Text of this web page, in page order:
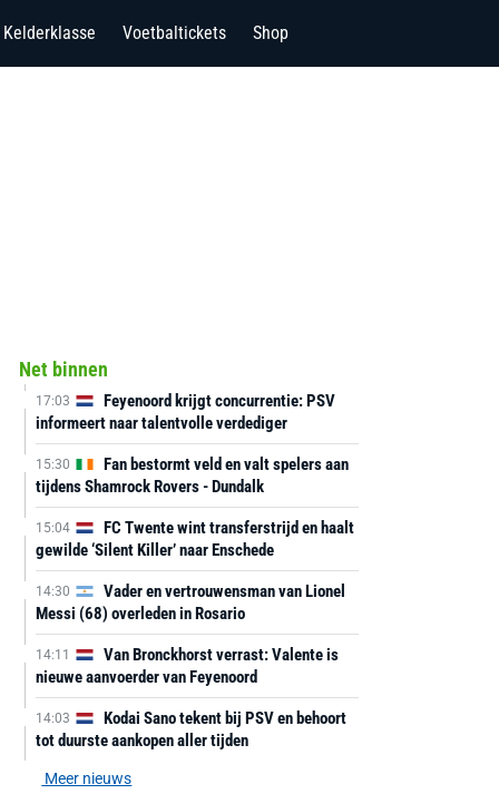
Kelderklasse Voetbaltickets Shop
Net binnen
17:03
Feyenoord krijgt concurrentie: PSV
informeert naar talentvolle verdediger
15:30
Fan bestormt veld en valt spelers aan
tijdens Shamrock Rovers - Dundalk
15:04
FC Twente wint transferstrijd en haalt
gewilde ‘Silent Killer’ naar Enschede
14:30
Vader en vertrouwensman van Lionel
Messi (68) overleden in Rosario
14:11
Van Bronckhorst verrast: Valente is
nieuwe aanvoerder van Feyenoord
14:03
Kodai Sano tekent bij PSV en behoort
tot duurste aankopen aller tijden
Meer nieuws